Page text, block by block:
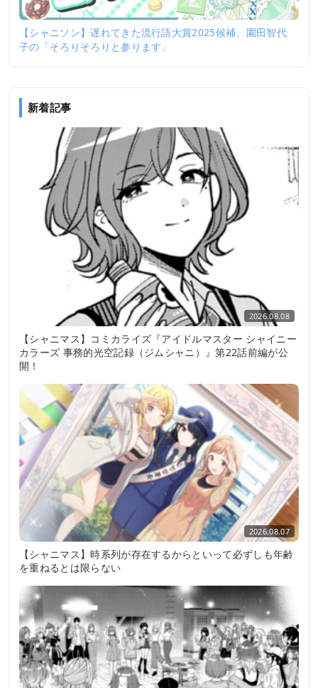
【シャニソン】遅れてきた流行語大賞2025候補、園田智代
子の「そろりそろりと参ります」
新着記事
2026.08.08
【シャニマス】コミカライズ『アイドルマスター シャイニー
カラーズ 事務的光空記録（ジムシャニ）』第22話前編が公
開！
2026.08.07
【シャニマス】時系列が存在するからといって必ずしも年齢
を重ねるとは限らない